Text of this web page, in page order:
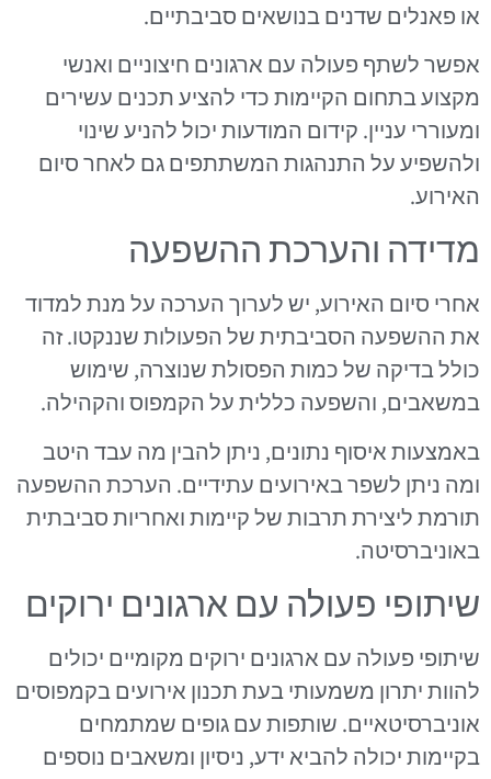
או פאנלים שדנים בנושאים סביבתיים.
אפשר לשתף פעולה עם ארגונים חיצוניים ואנשי
מקצוע בתחום הקיימות כדי להציע תכנים עשירים
ומעוררי עניין. קידום המודעות יכול להניע שינוי
ולהשפיע על התנהגות המשתתפים גם לאחר סיום
האירוע.
מדידה והערכת ההשפעה
אחרי סיום האירוע, יש לערוך הערכה על מנת למדוד
את ההשפעה הסביבתית של הפעולות שננקטו. זה
כולל בדיקה של כמות הפסולת שנוצרה, שימוש
במשאבים, והשפעה כללית על הקמפוס והקהילה.
באמצעות איסוף נתונים, ניתן להבין מה עבד היטב
ומה ניתן לשפר באירועים עתידיים. הערכת ההשפעה
תורמת ליצירת תרבות של קיימות ואחריות סביבתית
באוניברסיטה.
שיתופי פעולה עם ארגונים ירוקים
שיתופי פעולה עם ארגונים ירוקים מקומיים יכולים
להוות יתרון משמעותי בעת תכנון אירועים בקמפוסים
אוניברסיטאיים. שותפות עם גופים שמתמחים
בקיימות יכולה להביא ידע, ניסיון ומשאבים נוספים